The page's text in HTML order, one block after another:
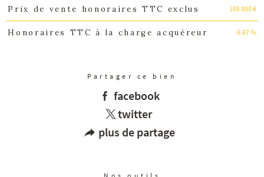
Prix de vente honoraires TTC exclus 105 000 €
Honoraires TTC à la charge acquéreur 6,67 %
Partager ce bien
facebook
twitter
plus de partage